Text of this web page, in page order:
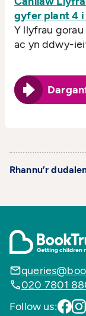
gyfer plant 4 i
Y llyfrau
ac yn ddwy-
Rhannu’r
020 7801
Follow us: